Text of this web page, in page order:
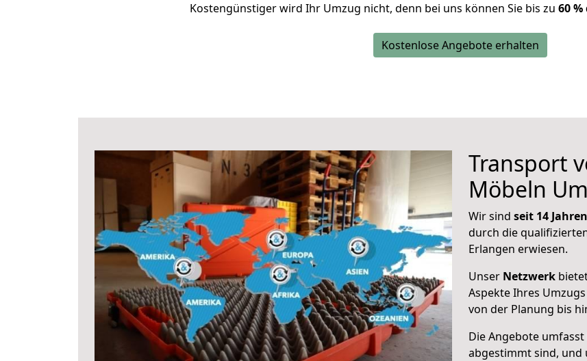
Kostengünstiger wird Ihr Umzug nicht, denn bei uns können Sie bis zu 60
Kostenlose Angebote erhalten
Transport
Möbeln
Wir sind seit 14
durch die
Erlangen erwiesen.
Unser Netzwerk
Aspekte Ihres
von der Planung bis
Die Angebote
abgestimmt sind, und